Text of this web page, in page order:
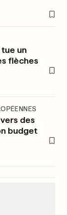
un
flèches
des
budget